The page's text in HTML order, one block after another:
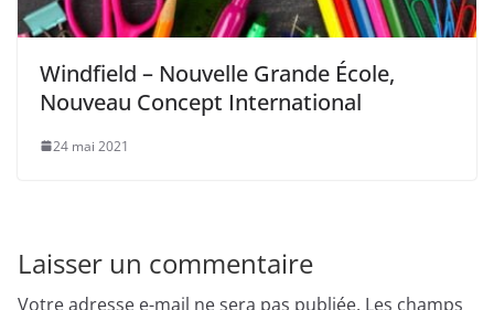
Windfield – Nouvelle Grande École,
Nouveau Concept International
24 mai 2021
Laisser un commentaire
Votre adresse e-mail ne sera pas publiée. Les champs